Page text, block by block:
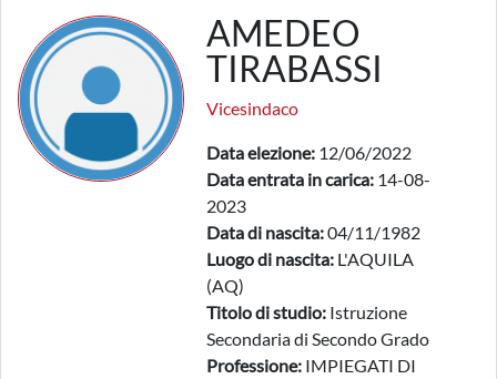
AMEDEO
TIRABASSI
Vicesindaco
Data elezione: 12/06/2022
Data entrata in carica: 14-08-
2023
Data di nascita:04/11/1982
Luogo di nascita: L'AQUILA
(AQ)
Titolo di studio: Istruzione
Secondaria di Secondo Grado
Professione: IMPIEGATI DI